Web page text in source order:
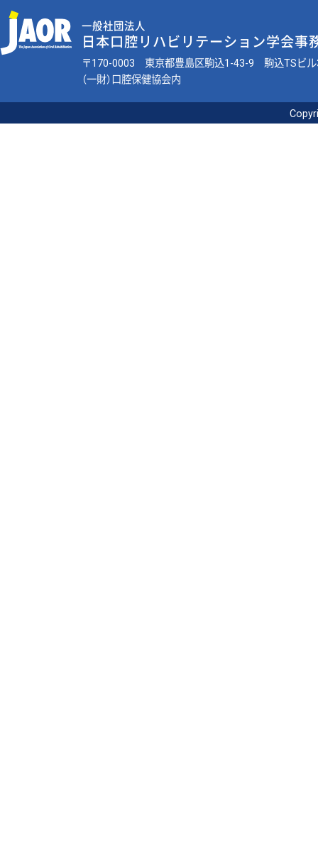
一般社団法人
日本口腔リハビリテーション学会事
〒170-0003 東京都豊島区駒込1-43-9 駒込TSビル
（一財）口腔保健協会内